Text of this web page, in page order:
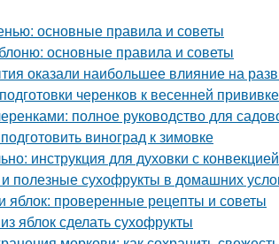
основные правила и советы
основные правила и советы
оказали наибольшее влияние на
черенков к весенней прививке
полное руководство для
виноград к зимовке
инструкция для духовки с конвекцией
и полезные сухофрукты в домашних
проверенные рецепты и советы
яблок сделать сухофрукты